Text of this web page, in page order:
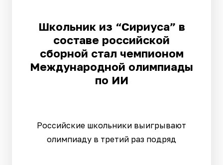
Школьник из “Сириуса” в
составе российской
сборной стал чемпионом
Международной олимпиады
по ИИ
Российские школьники выигрывают
олимпиаду в третий раз подряд